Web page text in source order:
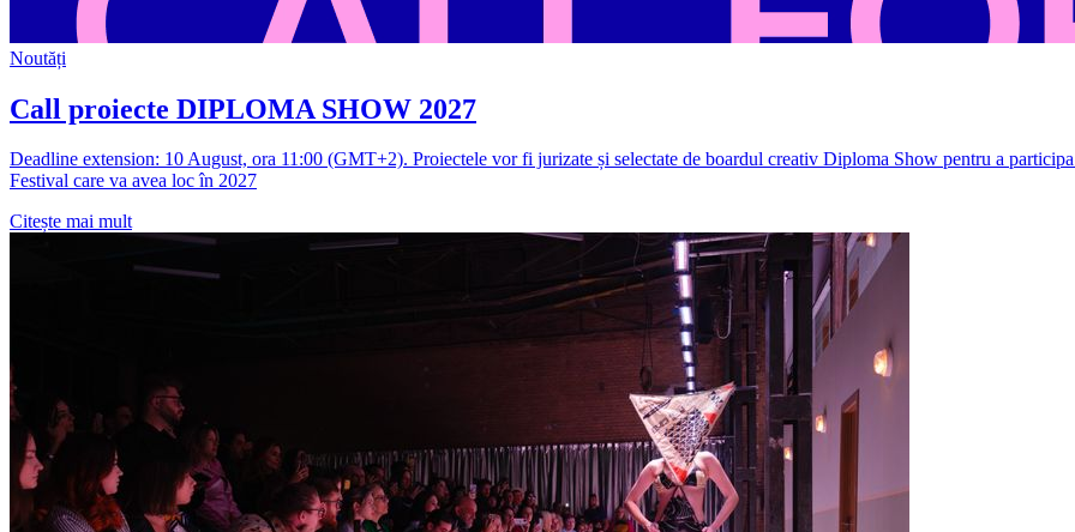
Noutăți
Call proiecte DIPLOMA SHOW 2027
Deadline extension: 10 August, ora 11:00 (GMT+2). Proiectele vor fi jurizate și selectate de boardul creativ Diploma Show pentru a
Festival care va avea loc în 2027
Citește mai mult